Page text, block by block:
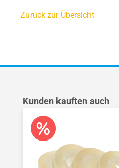
Zurück zur Übersicht
Produktgalerie überspringen
Kunden kauften auch